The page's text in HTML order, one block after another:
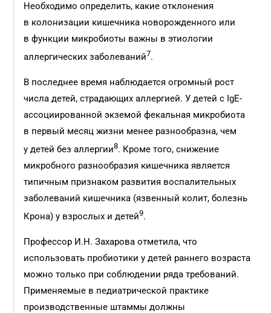
Необходимо определить, какие отклонения
в колонизации кишечника новорожденного или
в функции микробиоты важны в этиологии
аллергических заболеваний7.
В последнее время наблюдается огромный рост
числа детей, страдающих аллергией. У детей с IgЕ-
ассоциированной экземой фекальная микробиота
в первый месяц жизни менее разнообразна, чем
у детей без аллергии8. Кроме того, снижение
микробного разнообразия кишечника является
типичным признаком развития воспалительных
заболеваний кишечника (язвенный колит, болезнь
Крона) у взрослых и детей9.
Профессор И.Н. Захарова отметила, что
использовать пробиотики у детей раннего возраста
можно только при соблюдении ряда требований.
Применяемые в педиатрической практике
производственные штаммы должны